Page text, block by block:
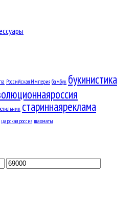
Российская Империя бамбук букинистика
стариннаяреклама
царская россия шахматы